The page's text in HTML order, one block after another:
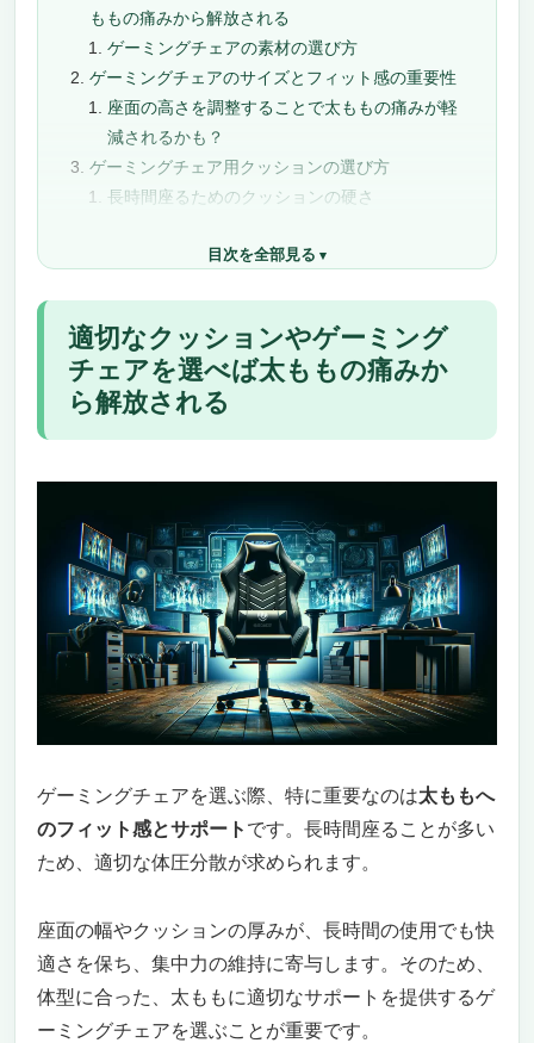
ももの痛みから解放される
ゲーミングチェアの素材の選び方
ゲーミングチェアのサイズとフィット感の重要性
座面の高さを調整することで太ももの痛みが軽
減されるかも？
ゲーミングチェア用クッションの選び方
長時間座るためのクッションの硬さ
形状とフィット感を考える
ョン
快適仕事訴求 – Benazcap Xラージクッション
座ぶとん
座ることの快適さを再定義
点セット
多目的で快適な座り心地
人間工学に基づくデザイン
一体型設計訴求 – Gadeel 低反発腰痛クッショ
ン
効果的なサポートのための一体型設計
快適な素材で長時間の使用に最適
Wクッション構造ｘ最高級の快適 – MyComfort
高級ホテル準拠のクッション性で究極の快適
さを
幅広い使用用途と独自の設計
極厚ゲルクッションで快適な座り心地を実現
通気性と耐久性に優れたハニカム構造
太ももが痛くならないお勧めのゲーミングチェア
快適性重視の長時間作業訴求 – AKRacing Pro-
目次を全部見る
適切なクッションやゲーミング
チェアを選べば太ももの痛みか
ら解放される
ゲーミングチェアを選ぶ際、特に重要なのは太ももへ
のフィット感とサポート です。長時間座ることが多い
ため、適切な体圧分散が求められます。
座面の幅やクッションの厚みが、長時間の使用でも快
適さを保ち、集中力の維持に寄与します。そのため、
体型に合った、太ももに適切なサポートを提供するゲ
ーミングチェアを選ぶことが重要です。